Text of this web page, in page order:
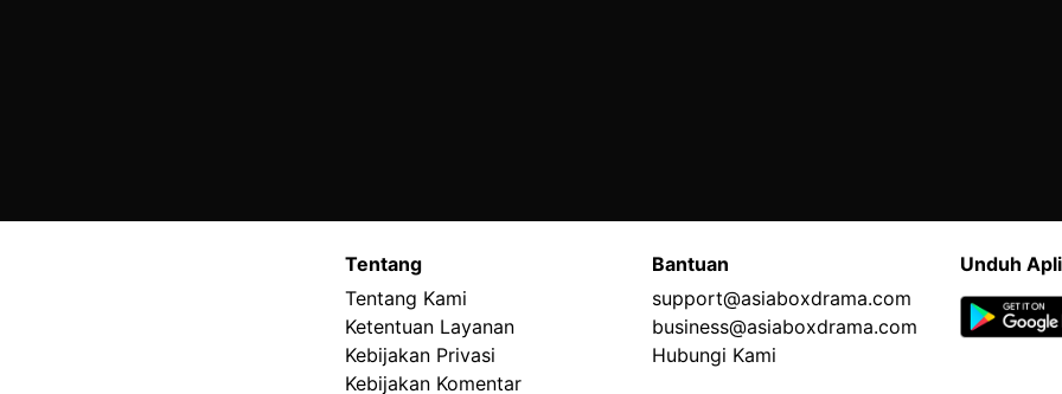
Tentang
Tentang Kami
Ketentuan Layanan
Kebijakan Privasi
Kebijakan Komentar
Bantuan
support@asiaboxdrama.com
business@asiaboxdrama.com
Hubungi Kami
Unduh